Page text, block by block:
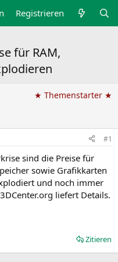
Registrieren
für RAM,
★ Themenstarter ★
#1
sind die Preise für
sowie Grafikkarten
und noch immer
liefert Details.
Zitieren